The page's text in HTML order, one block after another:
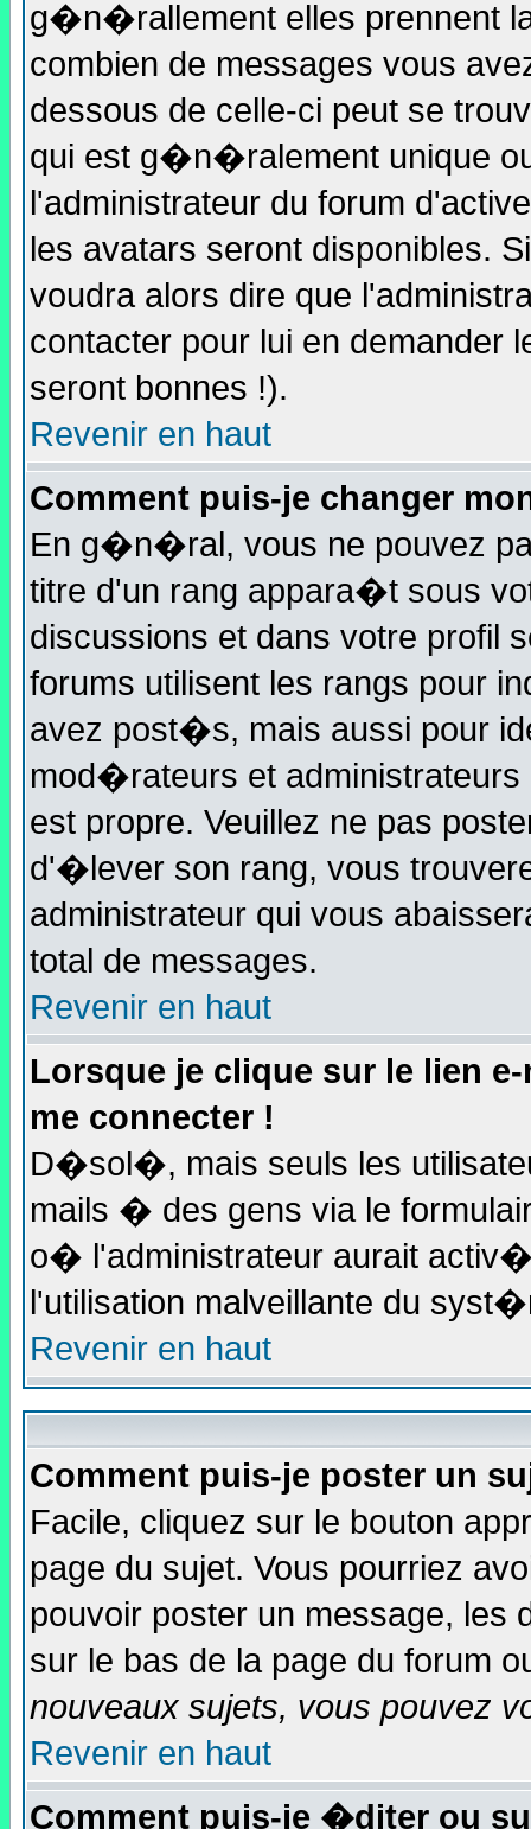
g�n�rallement elles prennent
combien de messages vous
dessous de celle-ci peut se
qui est g�n�ralement unique
l'administrateur du forum
les avatars seront disponibles.
voudra alors dire que
contacter pour lui en
seront bonnes !).
Revenir en haut
Comment puis-je changer
En g�n�ral, vous ne pouvez
titre d'un rang appara�t sous
discussions et dans votre profil
forums utilisent les rangs pour
avez post�s, mais aussi pour
mod�rateurs et
est propre. Veuillez ne pas
d'�lever son rang, vous
administrateur qui vous
total de messages.
Revenir en haut
Lorsque je clique sur le lien
me connecter !
D�sol�, mais seuls les
mails � des gens via le
o� l'administrateur aurait
l'utilisation malveillante du
Revenir en haut
Comment puis-je poster un
Facile, cliquez sur le bouton
page du sujet. Vous pourriez
pouvoir poster un message,
sur le bas de la page du forum
nouveaux sujets, vous pouvez
Revenir en haut
Comment puis-je �diter ou